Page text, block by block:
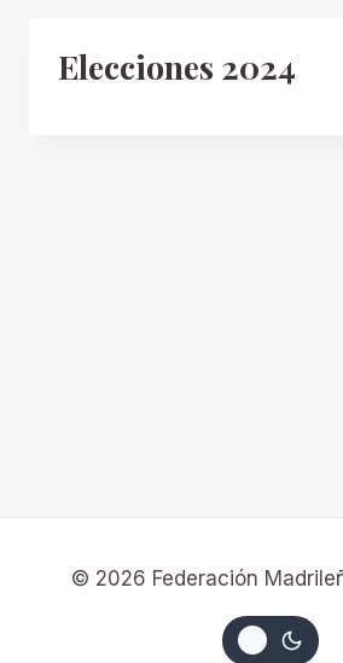
Elecciones 2024
© 2026 Federación